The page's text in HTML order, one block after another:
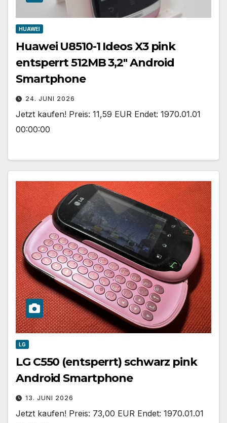
HUAWEI
Huawei U8510-1 Ideos X3 pink
entsperrt 512MB 3,2″ Android
Smartphone
24. JUNI 2026
Jetzt kaufen! Preis: 11,59 EUR Endet: 1970.01.01
00:00:00
LG
LG C550 (entsperrt) schwarz pink
Android Smartphone
13. JUNI 2026
Jetzt kaufen! Preis: 73,00 EUR Endet: 1970.01.01